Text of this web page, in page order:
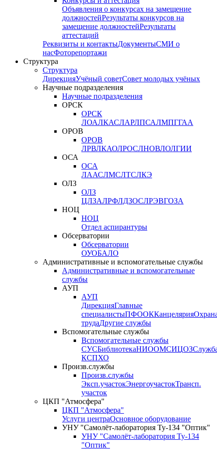
Объявления о конкурсах на замещение
должностейРезультаты конкурсов на
замещение должностейРезультаты
аттестаций
Реквизиты и контактыДокументыСМИ о
насФоторепортажи
Структура
Структура
ДирекцияУчёный советСовет молодых учёных
Научные подразделения
Научные подразделения
ОРСК
ОРСК
ЛОАЛКАСЛАРЛПСАЛМПГГАА
ОРОВ
ОРОВ
ЛРВЛКАОЛРОСЛНОВЛОЛГИИ
ОСА
ОСА
ЛААСЛМСЛТСЛКЭ
ОЛЗ
ОЛЗ
ЦЛЗАЛРФЛДЗОСЛРЭВГОЗА
НОЦ
НОЦ
Отдел аспирантуры
Обсерватории
Обсерватории
ОУОБАЛО
Административные и вспомогательные службы
Административные и вспомогательные
службы
АУП
АУП
ДирекцияГлавные
специалистыПФООККанцелярия
трудаДругие службы
Вспомогательные службы
Вспомогательные службы
СУСБиблиотекаНИООМСИЦОЗ
КСПХО
Произв.службы
Произв.службы
Эксп.участокЭнергоучастокТрансп.
участок
ЦКП "Атмосфера"
ЦКП "Атмосфера"
Услуги центраОсновное оборудование
УНУ "Самолёт-лаборатория Ту-134 "Оптик"
УНУ "Самолёт-лаборатория Ту-134
"Оптик"